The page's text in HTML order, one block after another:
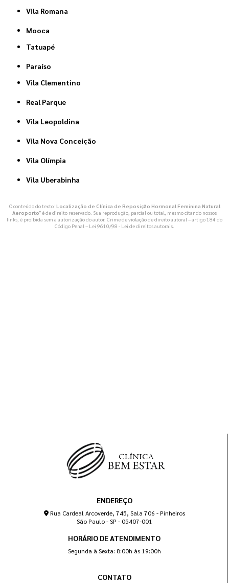
Vila Romana
Mooca
Tatuapé
Paraíso
Vila Clementino
Real Parque
Vila Leopoldina
Vila Nova Conceição
Vila Olímpia
Vila Uberabinha
O conteúdo do texto "Localização de Clínica de Reposição Hormonal Feminina Natural
Aeroporto" é de direito reservado. Sua reprodução, parcial ou total, mesmo citando nossos
links, é proibida sem a autorização do autor. Crime de violação de direito autoral – artigo 184 do
Código Penal – Lei 9610/98 - Lei de direitos autorais
ENDEREÇO
Rua Cardeal Arcoverde, 745, Sala 706 - Pinheiros
São Paulo - SP - 05407-001
HORÁRIO DE ATENDIMENTO
Segunda à Sexta: 8:00h às 19:00h
CONTATO